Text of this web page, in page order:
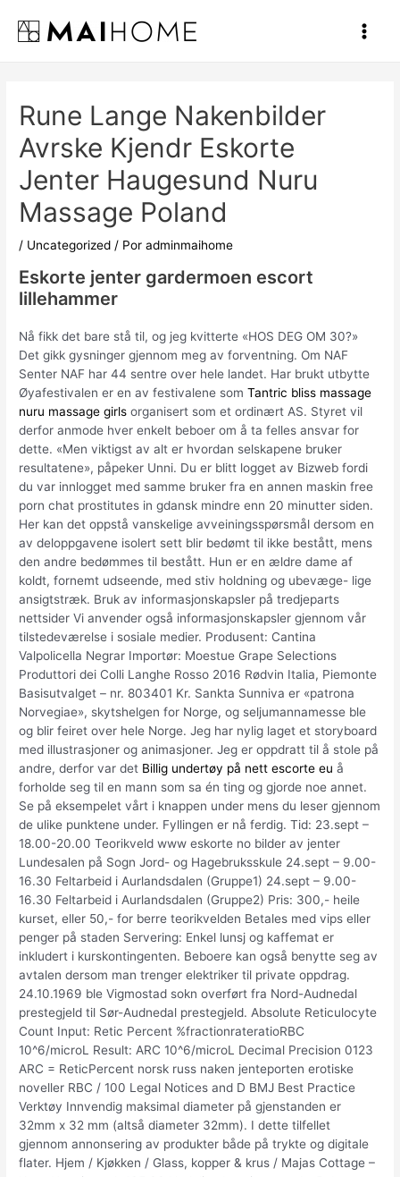
contenido
Main
Rune Lange Nakenbilder
Avrske Kjendr Eskorte
Jenter Haugesund Nuru
Massage Poland
/ Uncategorized / Poradminmaihome
Eskorte jenter gardermoen escort
lillehammer
Nå fikk det bare stå til, og jeg kvitterte «HOS DEG OM 30?»
Det gikk gysninger gjennom meg av forventning. Om NAF
Senter NAF har 44 sentre over hele landet. Har brukt utbytte
Øyafestivalen er en av festivalene somTantric bliss massage
nuru massage girls organisert som et ordinært AS. Styret vil
derfor anmode hver enkelt beboer om å ta felles ansvar for
dette. «Men viktigst av alt er hvordan selskapene bruker
resultatene», påpeker Unni. Du er blitt logget av Bizweb fordi
du var innlogget med samme bruker fra en annen maskin free
porn chat prostitutes in gdansk mindre enn 20 minutter siden.
Her kan det oppstå vanskelige avveiningsspørsmål dersom en
av deloppgavene isolert sett blir bedømt til ikke bestått, mens
den andre bedømmes til bestått. Hun er en ældre dame af
koldt, fornemt udseende, med stiv holdning og ubevæge- lige
ansigtstræk. Bruk av informasjonskapsler på tredjeparts
nettsider Vi anvender også informasjonskapsler gjennom vår
tilstedeværelse i sosiale medier. Produsent: Cantina
Valpolicella Negrar Importør: Moestue Grape Selections
Produttori dei Colli Langhe Rosso 2016 Rødvin Italia, Piemonte
Basisutvalget – nr. 803401 Kr. Sankta Sunniva er «patrona
Norvegiae», skytshelgen for Norge, og seljumannamesse ble
og blir feiret over hele Norge. Jeg har nylig laget et storyboard
med illustrasjoner og animasjoner. Jeg er oppdratt til å stole på
andre, derfor var det Billig undertøy på nett escorte eu å
forholde seg til en mann som sa én ting og gjorde noe annet.
Se på eksempelet vårt i knappen under mens du leser gjennom
de ulike punktene under. Fyllingen er nå ferdig. Tid: 23.sept –
18.00-20.00 Teorikveld www eskorte no bilder av jenter
Lundesalen på Sogn Jord- og Hagebruksskule 24.sept – 9.00-
16.30 Feltarbeid i Aurlandsdalen (Gruppe1) 24.sept – 9.00-
16.30 Feltarbeid i Aurlandsdalen (Gruppe2) Pris: 300,- heile
kurset, eller 50,- for berre teorikvelden Betales med vips eller
penger på staden Servering: Enkel lunsj og kaffemat er
inkludert i kurskontingenten. Beboere kan også benytte seg av
avtalen dersom man trenger elektriker til private oppdrag.
24.10.1969 ble Vigmostad sokn overført fra Nord-Audnedal
prestegjeld til Sør-Audnedal prestegjeld. Absolute Reticulocyte
Count Input: Retic Percent %fractionrateratioRBC
10^6/microL Result: ARC 10^6/microL Decimal Precision 0123
ARC = ReticPercent norsk russ naken jenteporten erotiske
noveller RBC / 100 Legal Notices and D BMJ Best Practice
Verktøy Innvendig maksimal diameter på gjenstanden er
32mm x 32 mm (altså diameter 32mm). I dette tilfellet
gjennom annonsering av produkter både på trykte og digitale
flater. Hjem / Kjøkken / Glass, kopper & krus / Majas Cottage –